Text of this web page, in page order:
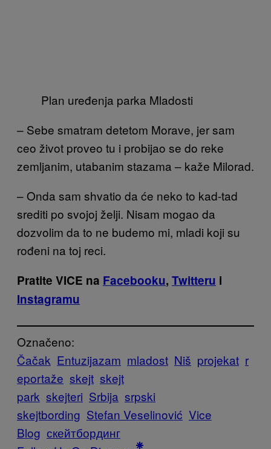
Plan uređenja parka Mladosti
– Sebe smatram detetom Morave, jer sam
ceo život proveo tu i probijao se do reke
zemljanim, utabanim stazama – kaže Milorad.
– Onda sam shvatio da će neko to kad-tad
srediti po svojoj želji. Nisam mogao da
dozvolim da to ne budemo mi, mladi koji su
rođeni na toj reci.
Pratite VICE na Facebooku, Twitteru i
Instagramu
Označeno:
Čačak Entuzijazam mladost Niš projekat r
eportaže skejt skejt
park skejteri Srbija srpski
skejtbording Stefan Veselinović Vice
Blog скейтбординг